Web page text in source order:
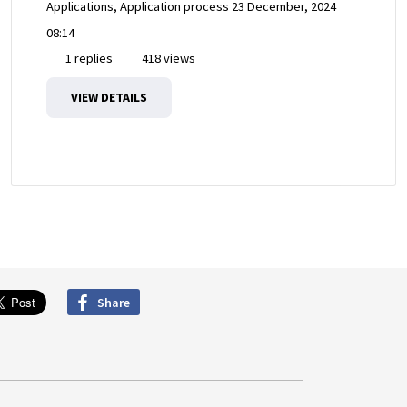
Applications, Application process 23 December, 2024
08:14
1 replies
418 views
VIEW DETAILS
Share